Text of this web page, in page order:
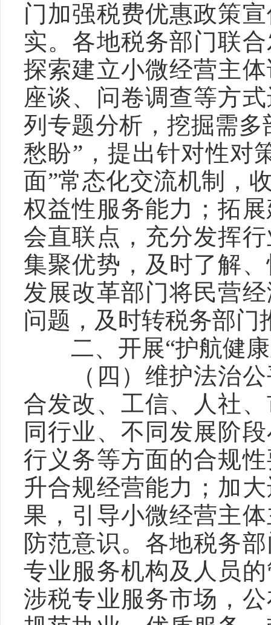
门加强税费优惠政策
实。各地税务部门联
探索建立小微经营主
座谈、问卷调查等方
列专题分析，挖掘需
愁盼”，提出针对性对
面”常态化交流机制，
权益性服务能力；拓
会直联点，充分发挥
集聚优势，及时了解
发展改革部门将民营
问题，及时转税务部门
二、开展“护航健康
（四）维护法治公
合发改、工信、人社
同行业、不同发展阶
行义务等方面的合规
升合规经营能力；加
果，引导小微经营主
防范意识。各地税务
专业服务机构及人员
涉税专业服务市场，